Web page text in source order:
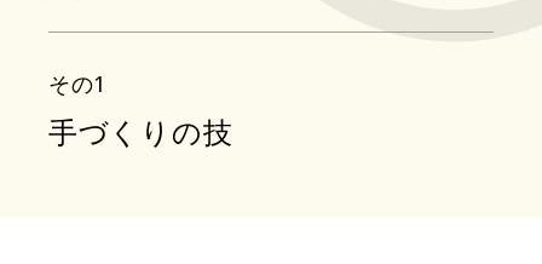
その1
手づくりの技